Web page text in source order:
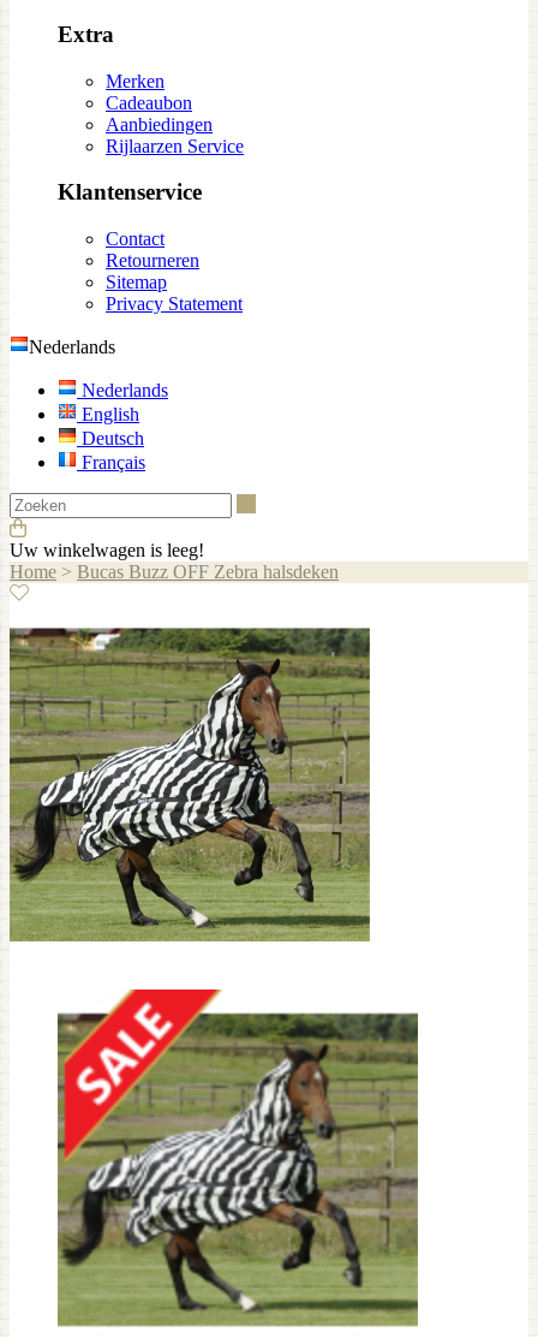
Extra
Merken
Cadeaubon
Aanbiedingen
Rijlaarzen Service
Klantenservice
Contact
Retourneren
Sitemap
Privacy Statement
Nederlands
Nederlands
English
Deutsch
Français
Uw winkelwagen is leeg!
Home > Bucas Buzz OFF Zebra halsdeken